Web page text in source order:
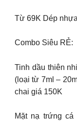
Từ 69K Dép
Combo Siêu RẺ:
Tinh dầu thiên
(loại từ 7ml –
chai giá 150K
Mặt nạ trứng cá